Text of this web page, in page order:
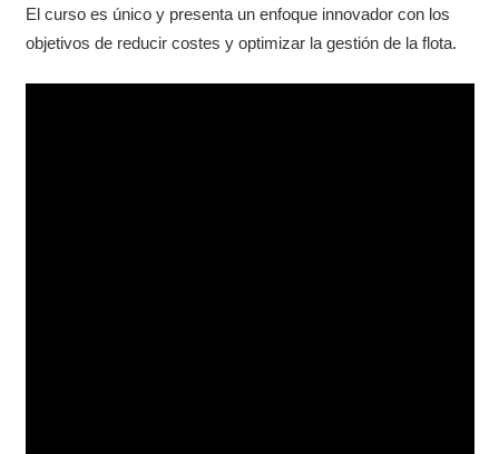
El curso es único y presenta un enfoque innovador con los
objetivos de reducir costes y optimizar la gestión de la flota.